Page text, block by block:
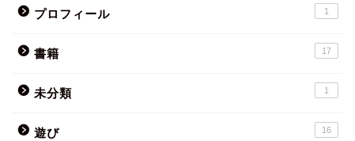
プロフィール 1
書籍 17
未分類 1
遊び 16